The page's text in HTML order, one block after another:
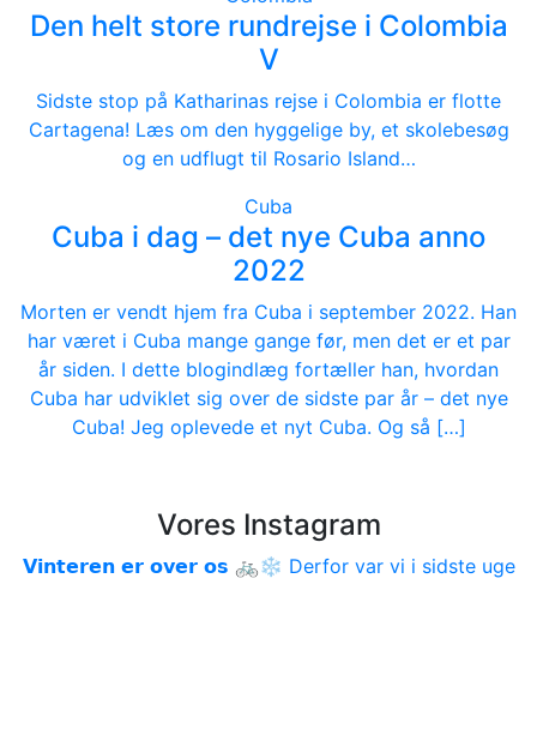
Den helt store rundrejse i Colombia
V
Sidste stop på Katharinas rejse i Colombia er flotte
Cartagena! Læs om den hyggelige by, et skolebesøg
og en udflugt til Rosario Island…
Cuba
Cuba i dag – det nye Cuba anno
2022
Morten er vendt hjem fra Cuba i september 2022. Han
har været i Cuba mange gange før, men det er et par
år siden. I dette blogindlæg fortæller han, hvordan
Cuba har udviklet sig over de sidste par år – det nye
Cuba! Jeg oplevede et nyt Cuba. Og så […]
Vores Instagram
𝗩𝗶𝗻𝘁𝗲𝗿𝗲𝗻 𝗲𝗿 𝗼𝘃𝗲𝗿 𝗼𝘀 🚲❄️ Derfor var vi i sidste uge